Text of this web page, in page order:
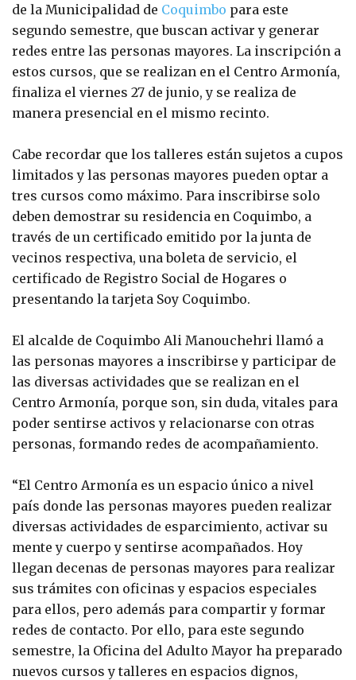
de la Municipalidad de Coquimbo para este
segundo semestre, que buscan activar y generar
redes entre las personas mayores. La inscripción a
estos cursos, que se realizan en el Centro Armonía,
finaliza el viernes 27 de junio, y se realiza de
manera presencial en el mismo recinto.
Cabe recordar que los talleres están sujetos a cupos
limitados y las personas mayores pueden optar a
tres cursos como máximo. Para inscribirse solo
deben demostrar su residencia en Coquimbo, a
través de un certificado emitido por la junta de
vecinos respectiva, una boleta de servicio, el
certificado de Registro Social de Hogares o
presentando la tarjeta Soy Coquimbo.
El alcalde de Coquimbo Ali Manouchehri llamó a
las personas mayores a inscribirse y participar de
las diversas actividades que se realizan en el
Centro Armonía, porque son, sin duda, vitales para
poder sentirse activos y relacionarse con otras
personas, formando redes de acompañamiento.
“El Centro Armonía es un espacio único a nivel
país donde las personas mayores pueden realizar
diversas actividades de esparcimiento, activar su
mente y cuerpo y sentirse acompañados. Hoy
llegan decenas de personas mayores para realizar
sus trámites con oficinas y espacios especiales
para ellos, pero además para compartir y formar
redes de contacto. Por ello, para este segundo
semestre, la Oficina del Adulto Mayor ha preparado
nuevos cursos y talleres en espacios dignos,